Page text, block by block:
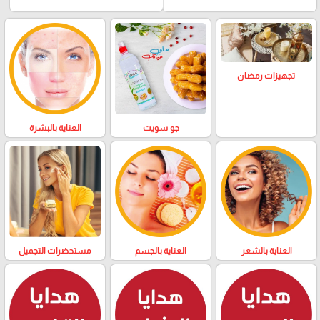
تجهيزات رمضان
جو سويت العناية بالبشرة
العناية بالشعر العناية بالجسم مستحضرات التجميل